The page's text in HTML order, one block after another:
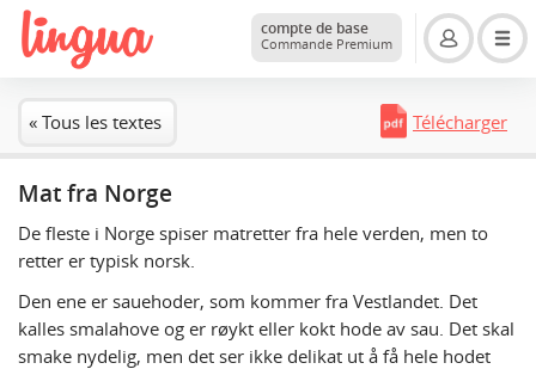
compte de base
Commande Premium
« Tous les textes Télécharger
Mat fra Norge
De fleste i Norge spiser matretter fra hele verden, men to
retter er typisk norsk.
Den ene er sauehoder, som kommer fra Vestlandet. Det
kalles smalahove og er røykt eller kokt hode av sau. Det skal
smake nydelig, men det ser ikke delikat ut å få hele hodet